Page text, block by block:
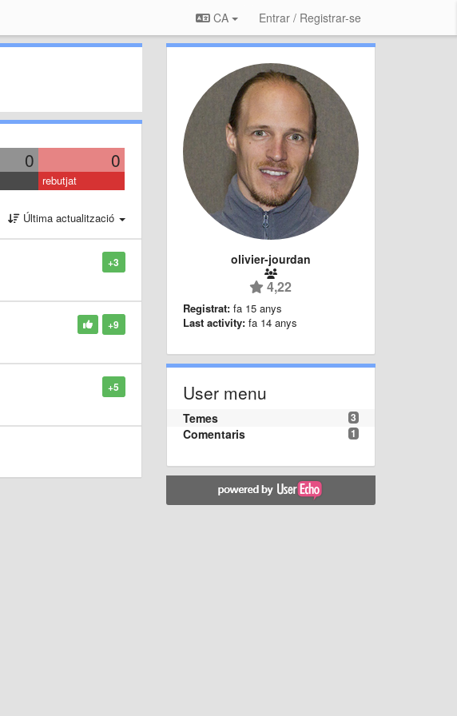
CA Entrar / Registrar-se
0 0
rebutjat
Última actualització
+3
+9
+5
olivier-jourdan
4,22
Registrat: fa 15 anys
Last activity: fa 14 anys
User menu
3
Temes
1
Comentaris